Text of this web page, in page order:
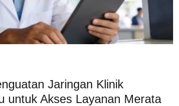
Jaringan Klinik
untuk Akses Layanan Merata